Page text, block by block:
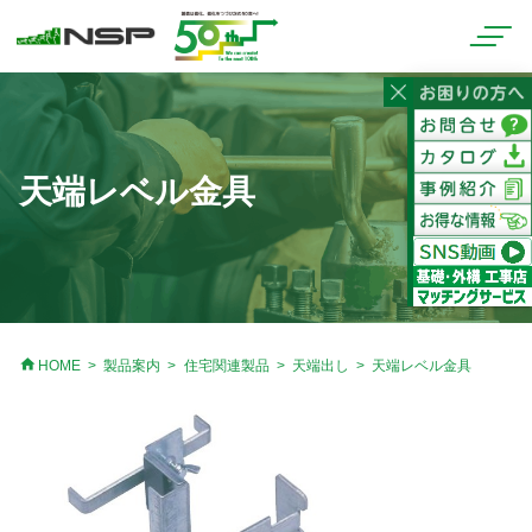
天端レベル金具
home HOME 製品案内 住宅関連製品 天端出し 天端レベル金具